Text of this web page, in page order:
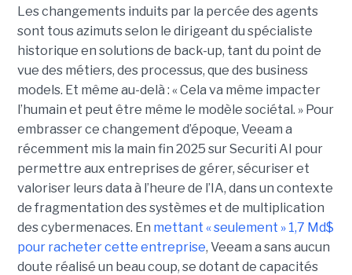
Les changements induits par la percée des agents
sont tous azimuts selon le dirigeant du spécialiste
historique en solutions de back-up, tant du point de
vue des métiers, des processus, que des business
models. Et même au-delà : « Cela va même impacter
l’humain et peut être même le modèle sociétal. » Pour
embrasser ce changement d’époque, Veeam a
récemment mis la main fin 2025 sur Securiti AI pour
permettre aux entreprises de gérer, sécuriser et
valoriser leurs data à l’heure de l’IA, dans un contexte
de fragmentation des systèmes et de multiplication
des cybermenaces. En mettant « seulement » 1,7 Md$
pour racheter cette entreprise, Veeam a sans aucun
doute réalisé un beau coup, se dotant de capacités